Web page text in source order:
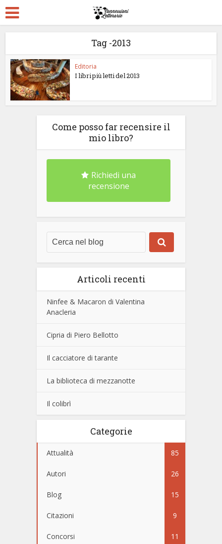
Tag -2013
Editoria
I libri più letti del 2013
Come posso far recensire il
mio libro?
Richiedi una
recensione
Articoli recenti
Ninfee & Macaron di Valentina
Anacleria
Cipria di Piero Bellotto
Il cacciatore di tarante
La biblioteca di mezzanotte
Il colibrì
Categorie
Attualità 85
Autori 26
Blog 15
Citazioni 9
Concorsi 11